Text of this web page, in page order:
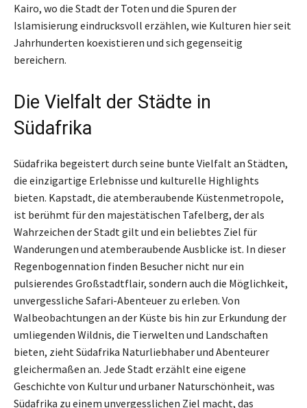
Kairo, wo die Stadt der Toten und die Spuren der
Islamisierung eindrucksvoll erzählen, wie Kulturen hier seit
Jahrhunderten koexistieren und sich gegenseitig
bereichern.
Die Vielfalt der Städte in
Südafrika
Südafrika begeistert durch seine bunte Vielfalt an Städten,
die einzigartige Erlebnisse und kulturelle Highlights
bieten. Kapstadt, die atemberaubende Küstenmetropole,
ist berühmt für den majestätischen Tafelberg, der als
Wahrzeichen der Stadt gilt und ein beliebtes Ziel für
Wanderungen und atemberaubende Ausblicke ist. In dieser
Regenbogennation finden Besucher nicht nur ein
pulsierendes Großstadtflair, sondern auch die Möglichkeit,
unvergessliche Safari-Abenteuer zu erleben. Von
Walbeobachtungen an der Küste bis hin zur Erkundung der
umliegenden Wildnis, die Tierwelten und Landschaften
bieten, zieht Südafrika Naturliebhaber und Abenteurer
gleichermaßen an. Jede Stadt erzählt eine eigene
Geschichte von Kultur und urbaner Naturschönheit, was
Südafrika zu einem unvergesslichen Ziel macht, das